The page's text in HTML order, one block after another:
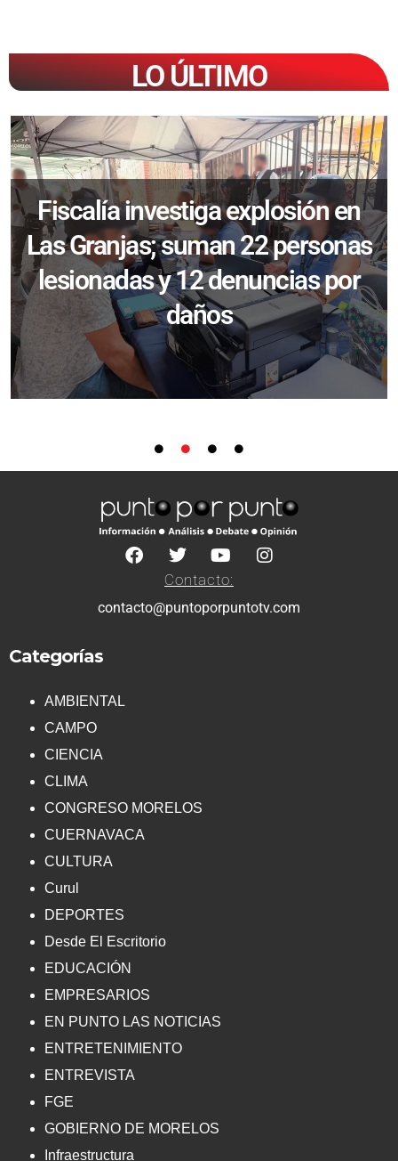
LO ÚLTIMO
Fiscalía investiga explosión en
Las Granjas; suman 22 personas
lesionadas y 12 denuncias por
daños
Contacto:
contacto@puntoporpuntotv.com
Categorías
AMBIENTAL
CAMPO
CIENCIA
CLIMA
CONGRESO MORELOS
CUERNAVACA
CULTURA
Curul
DEPORTES
Desde El Escritorio
EDUCACIÓN
EMPRESARIOS
EN PUNTO LAS NOTICIAS
ENTRETENIMIENTO
ENTREVISTA
FGE
GOBIERNO DE MORELOS
Infraestructura